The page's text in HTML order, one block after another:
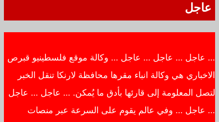
عاجل
… عاجل … عاجل … عاجل … وكالة موقع فلسطينيو قبرص
الاخباري هي وكالة انباء مقرها محافظة لارنكا تنقل الخبر
لتصل المعلومة إلى قارئها بأدق ما يُمكن. … عاجل … عاجل
… عاجل … وفي عالم يقوم على السرعة عبر منصات